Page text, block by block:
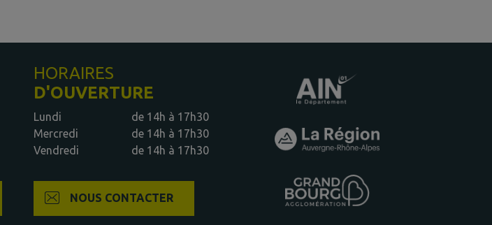
HORAIRES
D'OUVERTURE
Lundi
de 14h à 17h30
Mercredi
de 14h à 17h30
Vendredi
de 14h à 17h30
NOUS CONTACTER